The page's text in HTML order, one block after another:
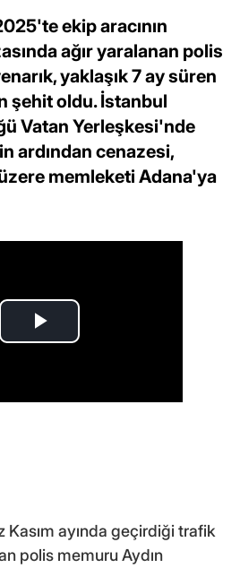
ekip aracının
ağır yaralanan polis
yaklaşık 7 ay süren
şehit oldu. İstanbul
Vatan Yerleşkesi'nde
ardından cenazesi,
memleketi Adana'ya
ayında geçirdiği trafik
polis memuru Aydın